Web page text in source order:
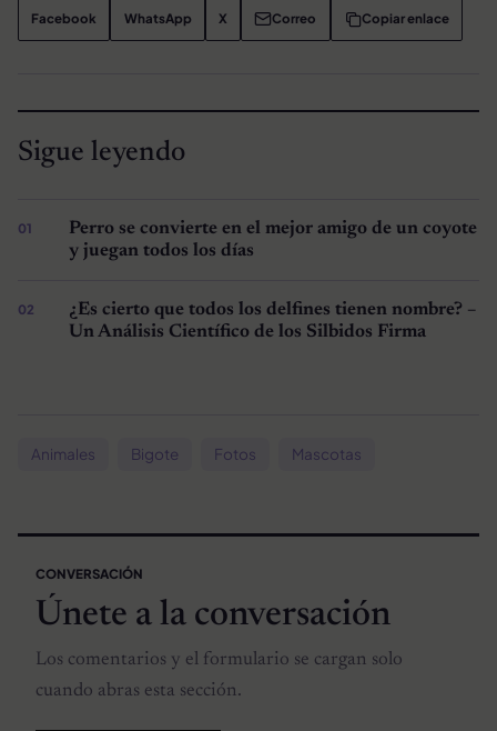
Facebook WhatsApp X Correo Copiar enlace
Sigue leyendo
Perro se convierte en el mejor amigo de un coyote
y juegan todos los días
¿Es cierto que todos los delfines tienen nombre? –
Un Análisis Científico de los Silbidos Firma
Animales Bigote Fotos Mascotas
CONVERSACIÓN
Únete a la conversación
Los comentarios y el formulario se cargan solo
cuando abras esta sección.